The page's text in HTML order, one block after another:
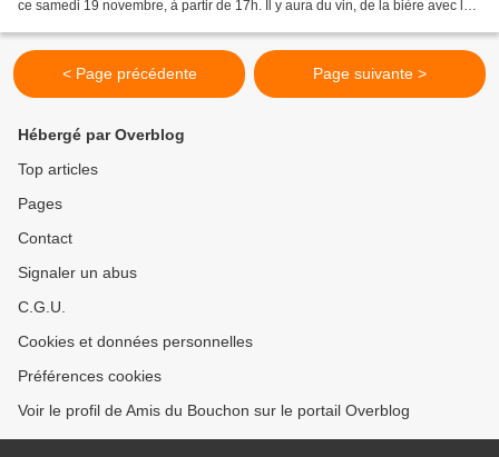
ce samedi 19 novembre, à partir de 17h. Il y aura du vin, de la bière avec la
< Page précédente Page suivante >
Hébergé par Overblog
Top articles
Pages
Contact
Signaler un abus
C.G.U.
Cookies et données personnelles
Préférences cookies
Voir le profil de Amis du Bouchon sur le portail Overblog